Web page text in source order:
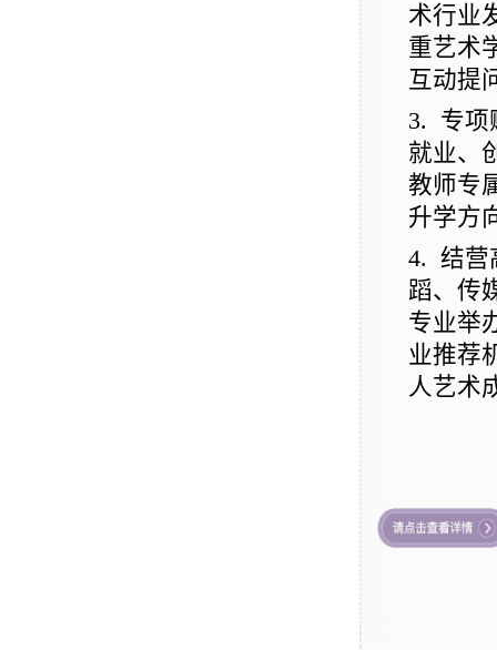
术行业
重艺术
互动提
3.
专项
就业、
教师专
升学方
4. 结营
蹈、传
专业举
业推荐
人艺术